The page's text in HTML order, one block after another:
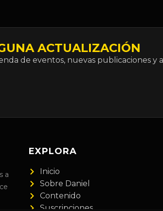
ACTUALIZACIÓN
de eventos, nuevas publicaciones y
a
EXPLORA
Inicio
Sobre Daniel
Contenido
Suscripciones